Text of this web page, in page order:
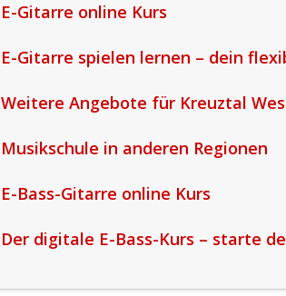
E-Gitarre online Kurs
E-Gitarre spielen lernen – dein
Weitere Angebote für Kreuztal
Musikschule in anderen Regionen
E-Bass-Gitarre online Kurs
Der digitale E-Bass-Kurs – starte